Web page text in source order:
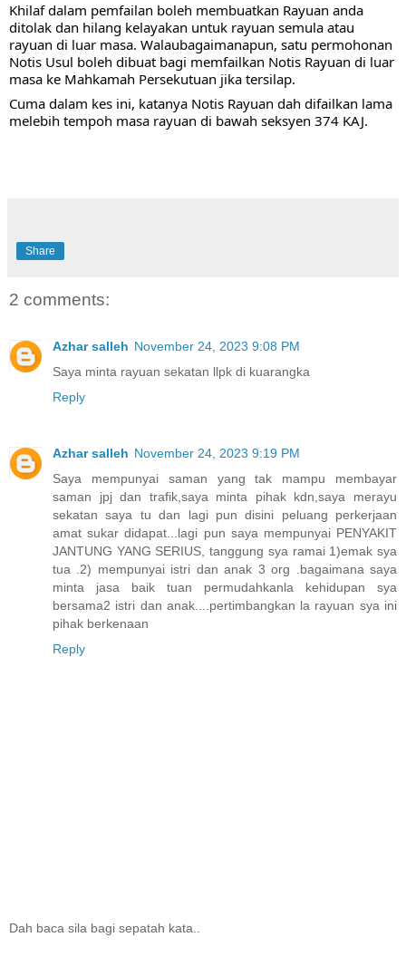
Khilaf dalam pemfailan boleh membuatkan Rayuan anda
ditolak dan hilang kelayakan untuk rayuan semula atau
rayuan di luar masa. Walaubagaimanapun, satu permohonan
Notis Usul boleh dibuat bagi memfailkan Notis Rayuan di luar
masa ke Mahkamah Persekutuan jika tersilap.
Cuma dalam kes ini, katanya Notis Rayuan dah difailkan lama
melebih tempoh masa rayuan di bawah seksyen 374 KAJ.
Share
2 comments:
Azhar salleh November 24, 2023 9:08 PM
Saya minta rayuan sekatan llpk di kuarangka
Reply
Azhar salleh November 24, 2023 9:19 PM
Saya mempunyai saman yang tak mampu membayar
saman jpj dan trafik,saya minta pihak kdn,saya merayu
sekatan saya tu dan lagi pun disini peluang perkerjaan
amat sukar didapat...lagi pun saya mempunyai PENYAKIT
JANTUNG YANG SERIUS, tanggung sya ramai 1)emak sya
tua .2) mempunyai istri dan anak 3 org .bagaimana saya
minta jasa baik tuan permudahkanla kehidupan sya
bersama2 istri dan anak....pertimbangkan la rayuan sya ini
pihak berkenaan
Reply
Dah baca sila bagi sepatah kata..